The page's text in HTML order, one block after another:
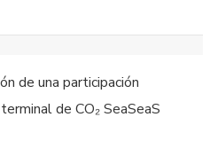
de una participación
de CO₂ SeaSeaS